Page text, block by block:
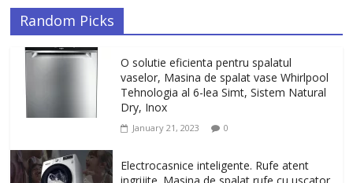
Random Picks
O solutie eficienta pentru spalatul
vaselor, Masina de spalat vase Whirlpool
Tehnologia al 6-lea Simt, Sistem Natural
Dry, Inox
January 21, 2023 0
Electrocasnice inteligente. Rufe atent